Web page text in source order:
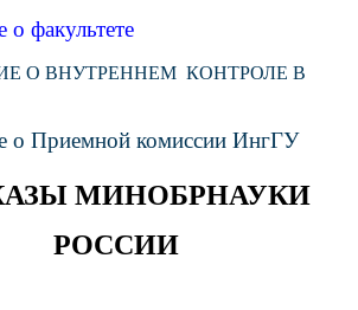
факультете
О ВНУТРЕННЕМ КОНТРОЛЕ В
о Приемной комиссии ИнгГУ
МИНОБРНАУКИ
РОССИИ